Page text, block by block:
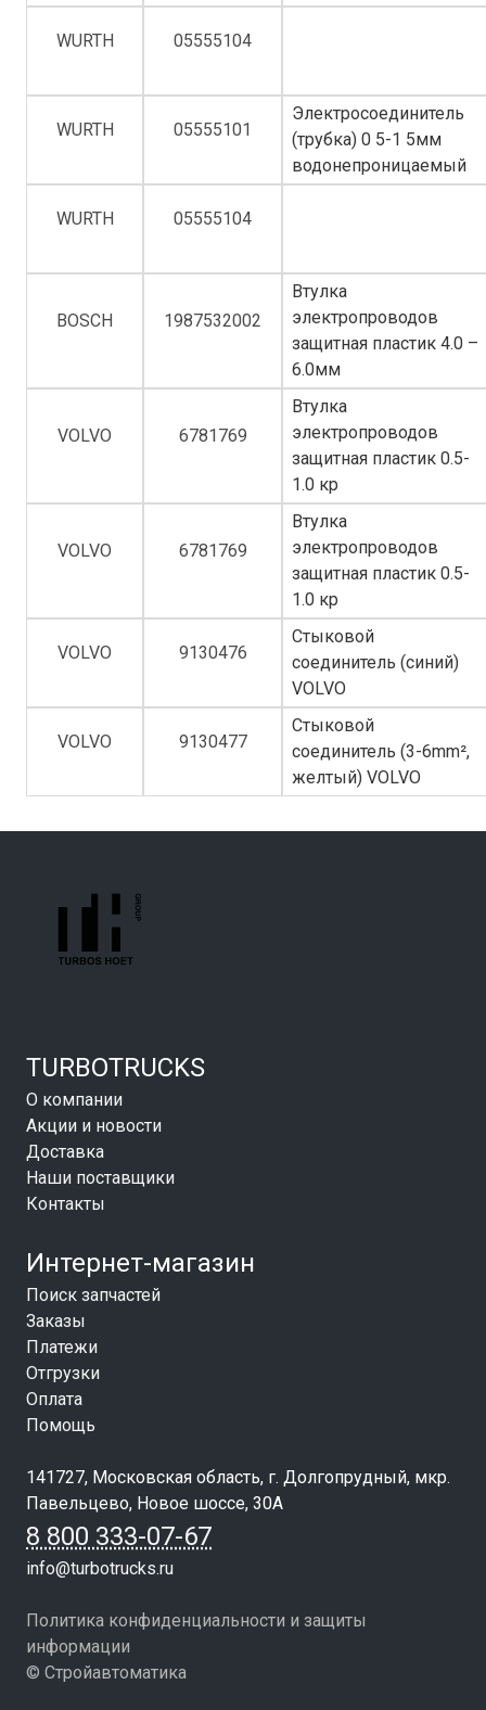
WURTH 05555104
WURTH 05555101
Электросоединитель
(трубка) 0 5-1 5мм
водонепроницаемый
WURTH 05555104
BOSCH 1987532002
Втулка
электропроводов
защитная пластик 4.0 –
6.0мм
VOLVO 6781769
Втулка
электропроводов
защитная пластик 0.5-
1.0 кр
VOLVO 6781769
Втулка
электропроводов
защитная пластик 0.5-
1.0 кр
VOLVO 9130476
Стыковой
соединитель (синий)
VOLVO
VOLVO 9130477
Стыковой
соединитель (3-6mm²,
желтый) VOLVO
TURBOTRUCKS
О компании
Акции и новости
Доставка
Наши поставщики
Контакты
Интернет-магазин
Поиск запчастей
Заказы
Платежи
Отгрузки
Оплата
Помощь
141727, Московская область, г. Долгопрудный, мкр.
Павельцево, Новое шоссе, 30А
8 800 333-07-67
info@turbotrucks.ru
Политика конфиденциальности и защиты
информации
© Стройавтоматика